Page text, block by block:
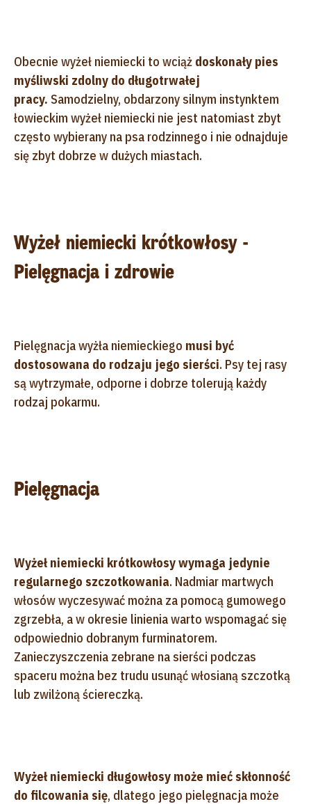
Obecnie wyżeł niemiecki to wciąż doskonały pies
myśliwski zdolny do długotrwałej
pracy. Samodzielny, obdarzony silnym instynktem
łowieckim wyżeł niemiecki nie jest natomiast zbyt
często wybierany na psa rodzinnego i nie odnajduje
się zbyt dobrze w dużych miastach.
Wyżeł niemiecki krótkowłosy -
Pielęgnacja i zdrowie
Pielęgnacja wyżła niemieckiego musi być
dostosowana do rodzaju jego sierści. Psy tej rasy
są wytrzymałe, odporne i dobrze tolerują każdy
rodzaj pokarmu.
Pielęgnacja
Wyżeł niemiecki krótkowłosy wymaga jedynie
regularnego szczotkowania. Nadmiar martwych
włosów wyczesywać można za pomocą gumowego
zgrzebła, a w okresie linienia warto wspomagać się
odpowiednio dobranym furminatorem.
Zanieczyszczenia zebrane na sierści podczas
spaceru można bez trudu usunąć włosianą szczotką
lub zwilżoną ściereczką.
Wyżeł niemiecki długowłosy może mieć skłonność
do filcowania się, dlatego jego pielęgnacja może